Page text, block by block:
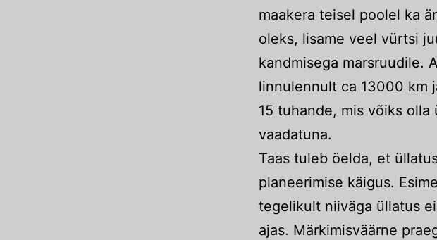
maakera teisel poolel ka
oleks, lisame veel vürtsi
kandmisega marsruudile.
linnulennult ca 13000 km
15 tuhande, mis võiks
vaadatuna.
Taas tuleb öelda, et
planeerimise käigus.
tegelikult niiväga üllatus
ajas. Märkimisväärne